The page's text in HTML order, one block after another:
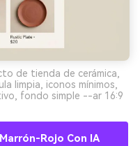
de tienda de cerámica,
limpia, iconos mínimos,
fondo simple --ar 16:9
Rojo Con IA